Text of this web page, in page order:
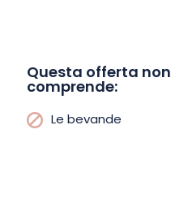
Questa offerta non
comprende:
Le bevande